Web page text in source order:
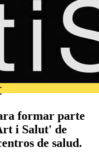
formar parte
i Salut' de
de salud.